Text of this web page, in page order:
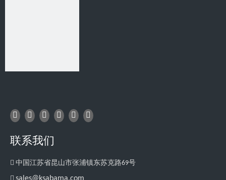
联系我们
 中国江苏省昆山市张浦镇东苏克路69号
